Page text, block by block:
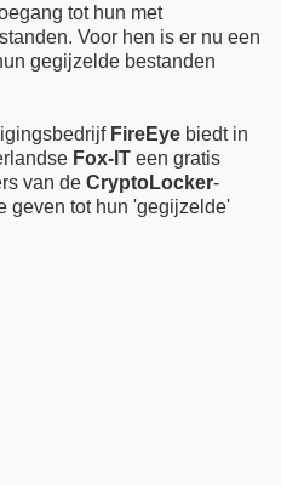
tot hun met
Voor hen is er nu een
gegijzelde bestanden
FireEye biedt in
Fox-IT een gratis
van de CryptoLocker-
geven tot hun 'gegijzelde'